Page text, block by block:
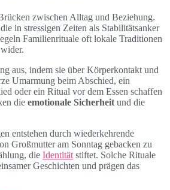
zwischen Alltag und Beziehung.
in stressigen Zeiten als Stabilitätsanker
Familienrituale oft lokale Traditionen
aus, indem sie über Körperkontakt und
Umarmung beim Abschied, ein
oder ein Ritual vor dem Essen schaffen
die emotionale Sicherheit und die
entstehen durch wiederkehrende
Großmutter am Sonntag gebacken zu
die Identität stiftet. Solche Rituale
Geschichten und prägen das